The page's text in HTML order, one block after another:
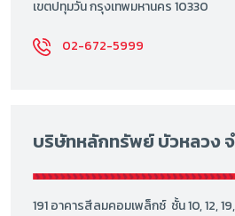
เขตปทุมวัน กรุงเทพมหานคร 10330
02-672-5999
บริษัทหลักทรัพย์ บัวหลวง
191 อาคารสีลมคอมเพล็กซ์ ชั้น 10, 12,